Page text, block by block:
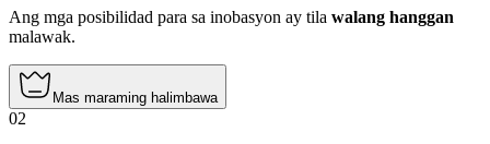
Ang mga posibilidad para sa inobasyon ay tila walang hanggan
malawak.
Mas maraming halimbawa
02